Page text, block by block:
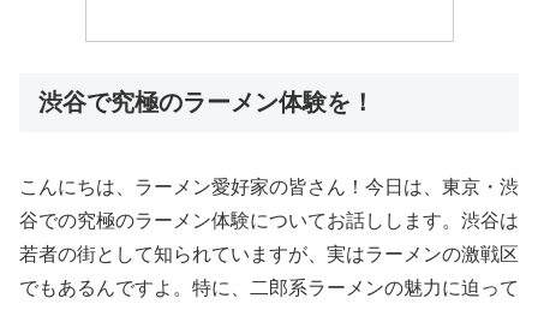
渋谷で究極のラーメン体験を！
こんにちは、ラーメン愛好家の皆さん！今日は、東京・渋
谷での究極のラーメン体験についてお話しします。渋谷は
若者の街として知られていますが、実はラーメンの激戦区
でもあるんですよ。特に、二郎系ラーメンの魅力に迫って